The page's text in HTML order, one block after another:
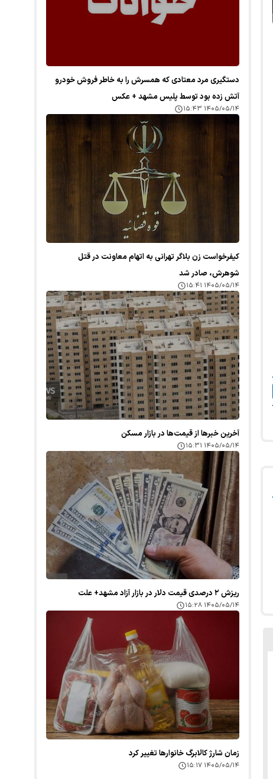
دستگیری مرد معتادی که همسرش را به خاطر فروش خودرو
آتش زده بود توسط پلیس مشهد + عکس
۱۴۰۵/۰۵/۱۴ ۱۵:۴۳
کیفرخواست زن بلاگر تهرانی به اتهام معاونت در قتل
شوهرش، صادر شد
۱۴۰۵/۰۵/۱۴ ۱۵:۴۱
آخرین خبر‌ها از قیمت‌ها در بازار مسکن
۱۴۰۵/۰۵/۱۴ ۱۵:۳۱
ریزش ۲ درصدی قیمت دلار در بازار آزاد مشهد+ علت
۱۴۰۵/۰۵/۱۴ ۱۵:۲۸
زمان شارژ کالابرگ خانوارها تغییر کرد
۱۴۰۵/۰۵/۱۴ ۱۵:۱۷